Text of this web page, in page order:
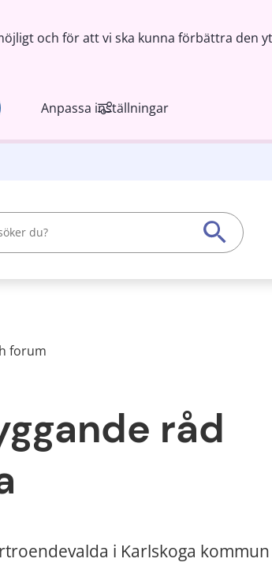
och för att vi ska kunna förbättra den
Anpassa inställningar
forum
råd
i Karlskoga kommun